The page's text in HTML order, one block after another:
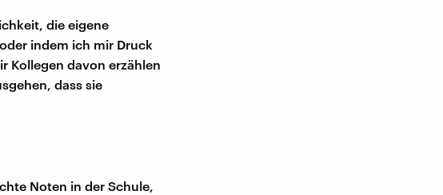
die eigene
indem ich mir Druck
Kollegen davon erzählen
dass sie
Noten in der Schule,